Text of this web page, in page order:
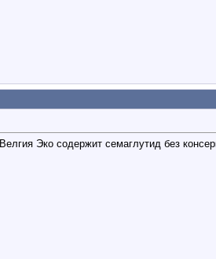
Велгия Эко содержит семаглутид без